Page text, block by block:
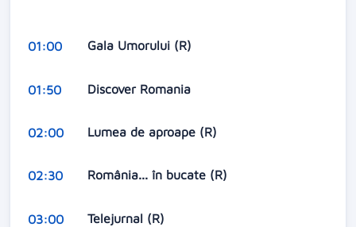
01:00 Gala Umorului (R)
01:50 Discover Romania
02:00 Lumea de aproape (R)
02:30 România... în bucate (R)
03:00 Telejurnal (R)